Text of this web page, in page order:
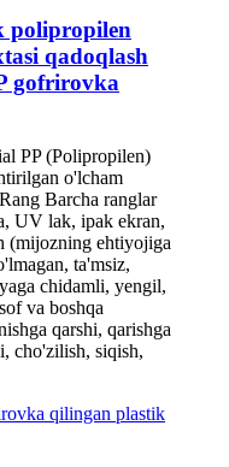
polipropilen
qadoqlash
gofrirovka
PP (Polipropilen)
o'lcham
Barcha ranglar
UV lak, ipak ekran,
(mijozning ehtiyojiga
ta'msiz,
chidamli, yengil,
va boshqa
qarshi, qarishga
cho'zilish, siqish,